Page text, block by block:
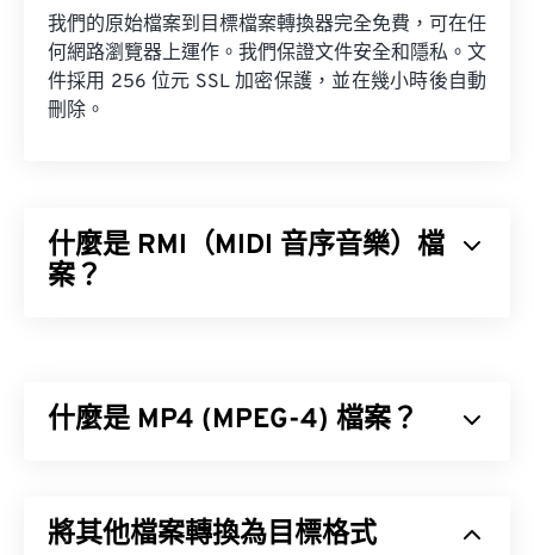
我們的原始檔案到目標檔案轉換器完全免費，可在任
何網路瀏覽器上運作。我們保證文件安全和隱私。文
件採用 256 位元 SSL 加密保護，並在幾小時後自動
刪除。
什麼是 RMI（MIDI 音序音樂）檔
案？
註解。此外，RMI 檔案不包含音訊資料。
什麼是 MP4 (MPEG-4) 檔案？
統相容，使用編解碼器來壓縮檔案大小，從而產生易
將其他檔案轉換為目標格式